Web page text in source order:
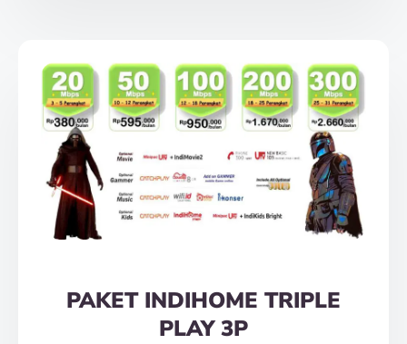
PAKET INDIHOME TRIPLE
PLAY 3P